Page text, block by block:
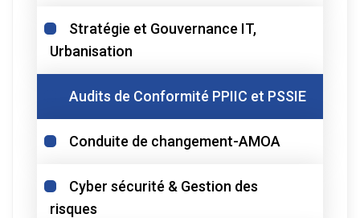
Stratégie et Gouvernance IT,
Urbanisation
Audits de Conformité PPIIC et PSSIE
Conduite de changement-AMOA
Cyber sécurité & Gestion des
risques